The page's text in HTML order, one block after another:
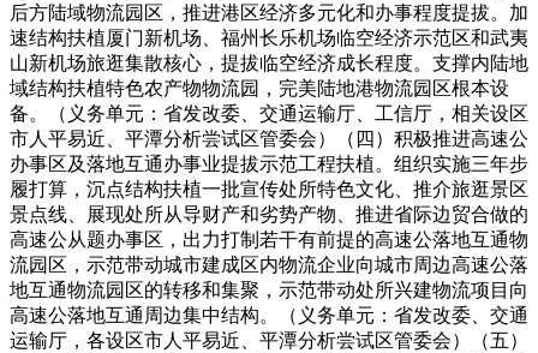
后方陆域物流园区，推进港区经济多元化和办事程度提拔。加
速结构扶植厦门新机场、福州长乐机场临空经济示范区和武夷
山新机场旅逛集散核心，提拔临空经济成长程度。支撑内陆地
域结构扶植特色农产物物流园，完美陆地港物流园区根本设
备。（义务单元：省发改委、交通运输厅、工信厅，相关设区
市人平易近、平潭分析尝试区管委会）（四）积极推进高速公
办事区及落地互通办事业提拔示范工程扶植。组织实施三年步
履打算，沉点结构扶植一批宣传处所特色文化、推介旅逛景区
景点线、展现处所从导财产和劣势产物、推进省际边贸合做的
高速公从题办事区，出力打制若干有前提的高速公落地互通物
流园区，示范带动城市建成区内物流企业向城市周边高速公落
地互通物流园区的转移和集聚，示范带动处所兴建物流项目向
高速公落地互通周边集中结构。（义务单元：省发改委、交通
运输厅，各设区市人平易近、平潭分析尝试区管委会）（五）